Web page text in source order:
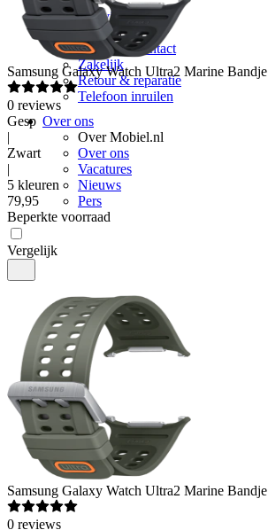
Klantenservice
Klantenservice
Vragen & contact
Zakelijk
Retour & reparatie
Telefoon inruilen
Over ons
Over Mobiel.nl
Over ons
Vacatures
Nieuws
Pers
Samsung Galaxy Watch Ultra2 Marine Bandje
0 reviews
Gesp
|
Zwart
|
5 kleuren
79,95
Beperkte voorraad
Vergelijk
Samsung Galaxy Watch Ultra2 Marine Bandje
0 reviews